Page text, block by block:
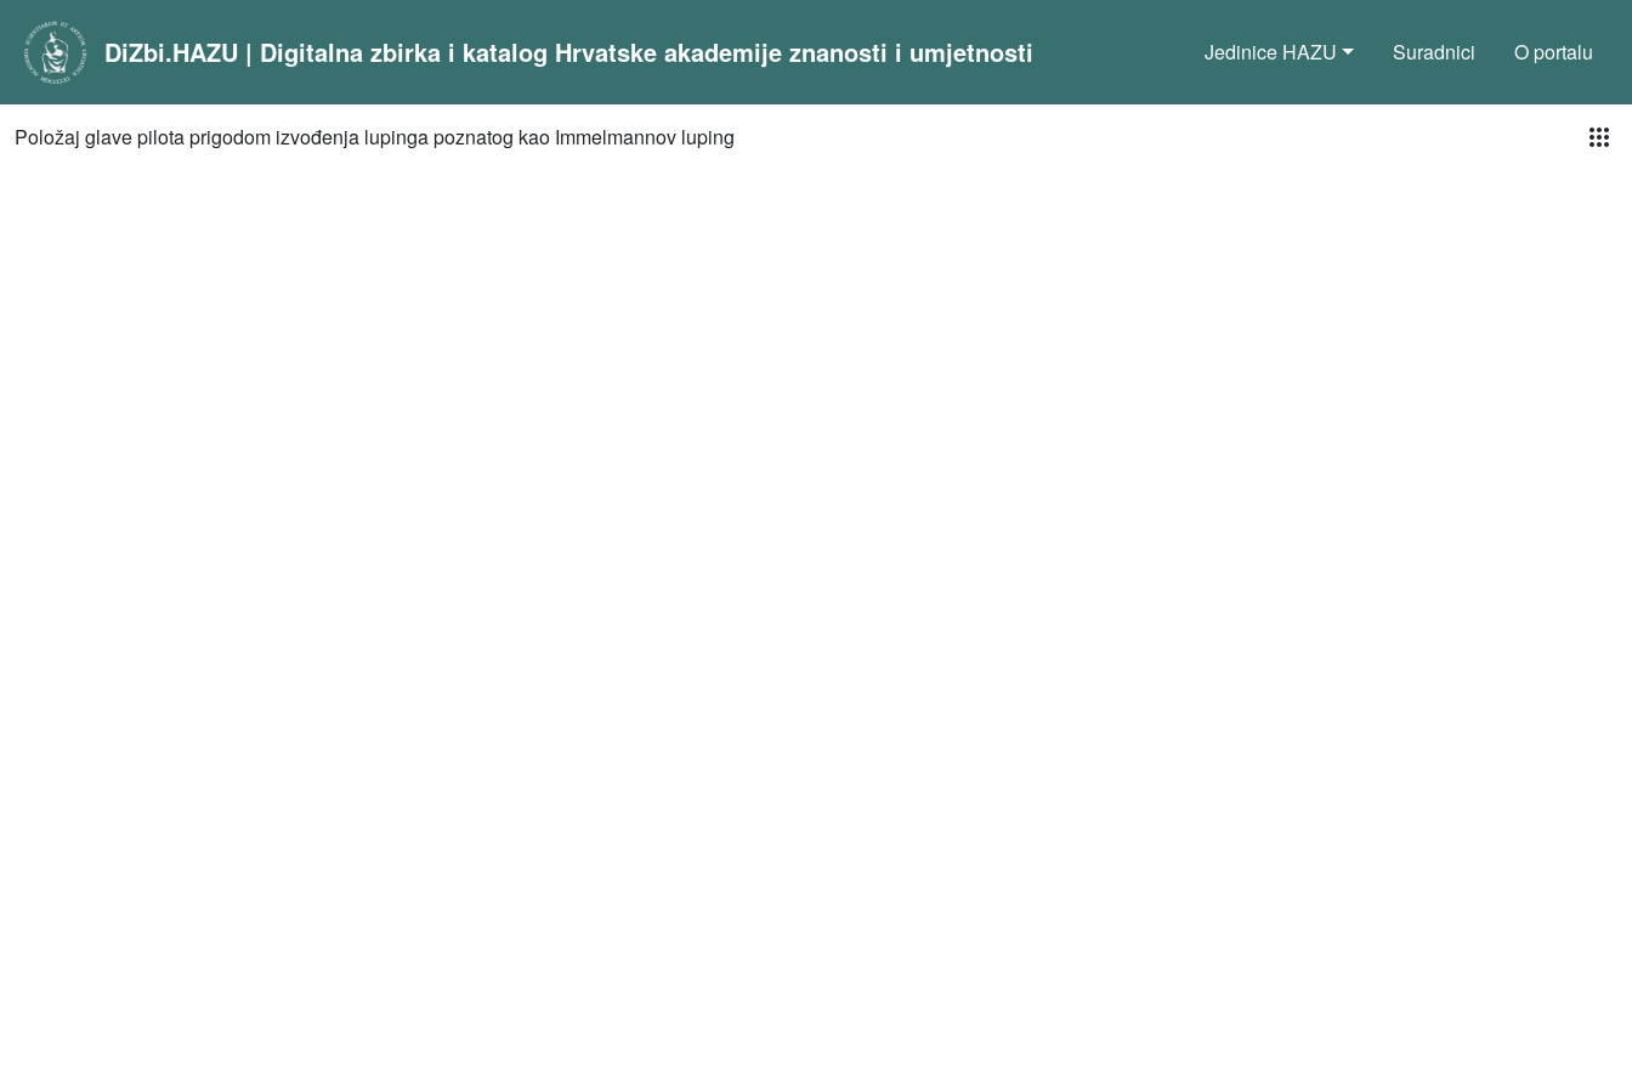
DiZbi.HAZU | Digitalna zbirka i katalog Hrvatske akademije znanosti i umjetnosti Jedinice HAZU Suradnici O portalu
Položaj glave pilota prigodom izvođenja lupinga poznatog kao Immelmannov luping